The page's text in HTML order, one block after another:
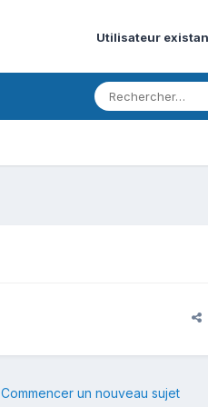
Utilisateur
Commencer un nouveau sujet